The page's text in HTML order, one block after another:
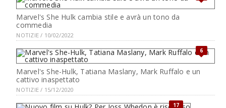
Marvel's She Hulk cambia stile e avrà un tono da
commedia
NOTIZIE / 10/02/2022
6
Marvel's She-Hulk, Tatiana Maslany, Mark Ruffalo e un
cattivo inaspettato
NOTIZIE / 15/12/2020
17